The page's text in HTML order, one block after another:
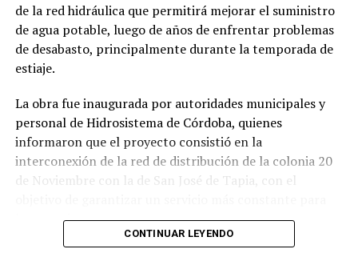
El diálogo permitió poner sobre la mesa la importancia
de fortalecer la participación de las mujeres en los
espacios públicos y comunitarios, además de generar
las brechas de desigualdad.
de la red hidráulica que permitirá mejorar el suministro
de agua potable, luego de años de enfrentar problemas
de desabasto, principalmente durante la temporada de
estiaje.
La obra fue inaugurada por autoridades municipales y
personal de Hidrosistema de Córdoba, quienes
informaron que el proyecto consistió en la
interconexión de la red de distribución de la colonia 20
de Noviembre con la de San José de Tapia, con el
los usuarios.
CONTINUAR LEYENDO